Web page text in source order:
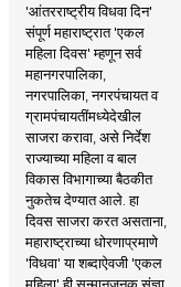
'आंतरराष्ट्रीय विधवा दिन'
संपूर्ण महाराष्ट्रात 'एकल
महिला दिवस' म्हणून सर्व
महानगरपालिका,
नगरपालिका, नगरपंचायत व
ग्रामपंचायतींमध्येदेखील
साजरा करावा, असे निर्देश
राज्याच्या महिला व बाल
विकास विभागाच्या बैठकीत
नुकतेच देण्यात आले. हा
दिवस साजरा करत असताना,
महाराष्ट्राच्या धोरणाप्रमाणे
'विधवा' या शब्दाऐवजी 'एकल